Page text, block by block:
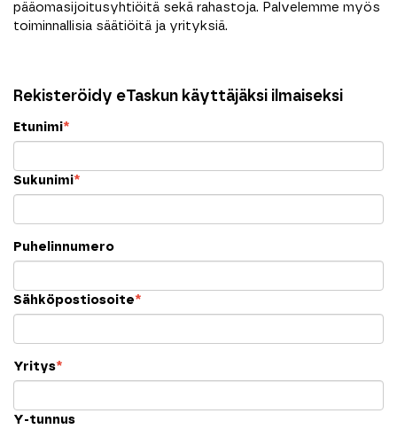
pääomasijoitusyhtiöitä sekä rahastoja. Palvelemme myös
toiminnallisia säätiöitä ja yrityksiä.
Rekisteröidy eTaskun käyttäjäksi ilmaiseksi
Etunimi*
Sukunimi*
Puhelinnumero
Sähköpostiosoite*
Yritys*
Y-tunnus